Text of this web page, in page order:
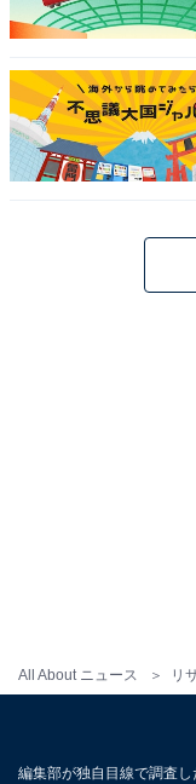
All About ニュース リ
とができます。
編集部が独自目線で調査